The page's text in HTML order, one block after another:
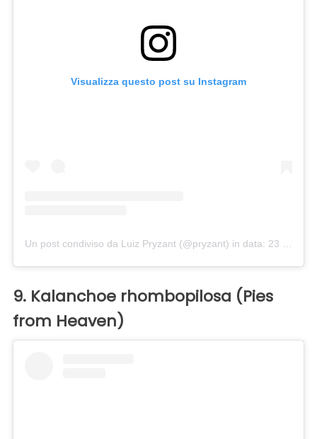
Visualizza questo post su Instagram
Un post condiviso da Luiz Pryzant (@pryzant) in data: 23 Mag 2019 alle ore 7:27 PDT
9. Kalanchoe rhombopilosa (Pies
from Heaven)